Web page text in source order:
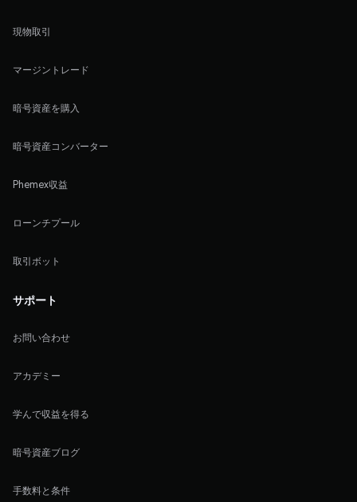
現物取引
マージントレード
暗号資産を購入
暗号資産コンバーター
Phemex収益
ローンチプール
取引ボット
サポート
お問い合わせ
アカデミー
学んで収益を得る
暗号資産ブログ
手数料と条件